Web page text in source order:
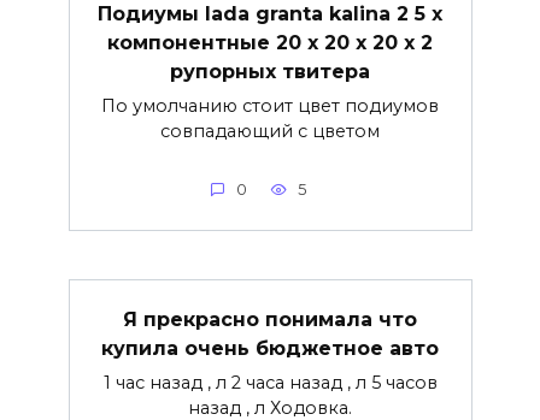
Подиумы lada granta kalina 2 5 х
компонентные 20 х 20 х 20 х 2
рупорных твитера
По умолчанию стоит цвет подиумов
совпадающий с цветом
0 5
Я прекрасно понимала что
купила очень бюджетное авто
1 час назад , л 2 часа назад , л 5 часов
назад , л Ходовка.